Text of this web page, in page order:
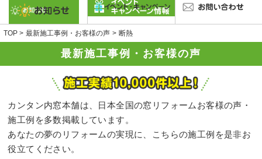
最新施工事例・お客様の声
TOP 最新施工事例・お客様の声 断熱
カンタン内窓本舗は、日本全国の窓リフォームお客様の声・
施工例を多数掲載しています。
あなたの夢のリフォームの実現に、こちらの施工例を是非お
役立てください。